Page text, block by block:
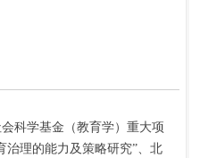
科学基金（教育学）重大项
治理的能力及策略研究”、北